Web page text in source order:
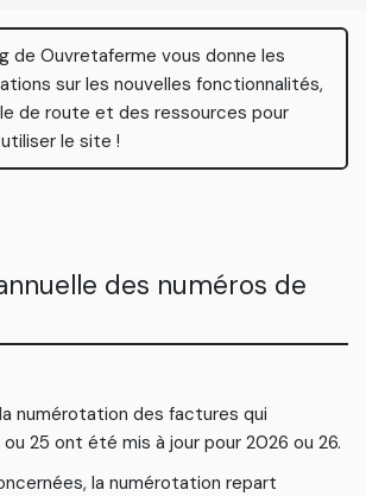
de Ouvretaferme vous donne les
sur les nouvelles fonctionnalités,
de route et des ressources pour
le site !
des numéros de
numérotation des factures qui
25 ont été mis à jour pour 2026 ou 26.
la numérotation repart